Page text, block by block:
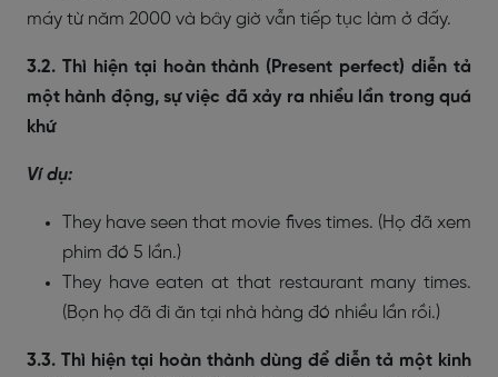
máy từ năm 2000 và bây giờ vẫn tiếp tục làm ở đấy.
3.2. Thì hiện tại hoàn thành (Present perfect) diễn tả
một hành động, sự việc đã xảy ra nhiều lần trong quá
khứ
Ví dụ:
They have seen that movie fives times. (Họ đã xem
phim đó 5 lần.)
They have eaten at that restaurant many times.
(Bọn họ đã đi ăn tại nhà hàng đó nhiều lần rồi.)
3.3. Thì hiện tại hoàn thành dùng để diễn tả một kinh